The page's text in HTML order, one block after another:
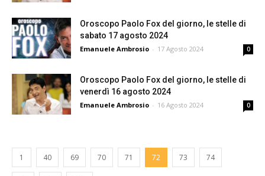
Oroscopo Paolo Fox del giorno, le stelle di
sabato 17 agosto 2024
Emanuele Ambrosio - 17 Agosto 2024 0
Oroscopo Paolo Fox del giorno, le stelle di
venerdì 16 agosto 2024
Emanuele Ambrosio - 16 Agosto 2024 0
1 40 69 70 71 72 73 74